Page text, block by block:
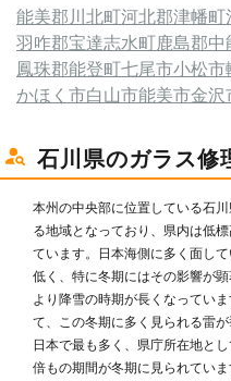
能美郡川北町河北郡津幡町
羽咋郡宝達志水町鹿島郡
鳳珠郡能登町七尾市小松市
かほく市白山市能美市金沢
石川県のガラス修
本州の中央部に位置している石
る地域となっており、県内は低
ています。日本海側に多く面し
低く、特に冬期にはその影響が
より降雪の時期が長くなってい
て、この冬期に多く見られる雷
日本で最も多く、県庁所在地と
倍もの期間が冬期に見られてい